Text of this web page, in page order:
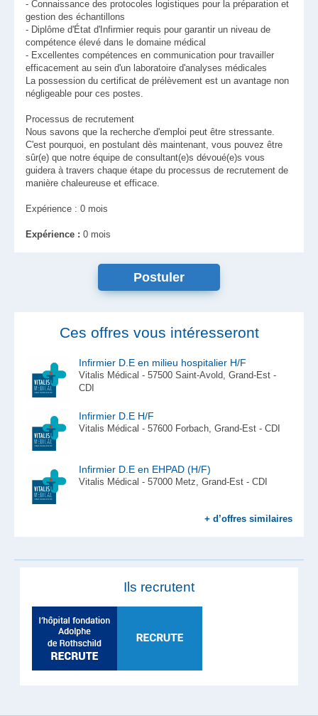
- Connaissance des protocoles logistiques pour la préparation et
gestion des échantillons
- Diplôme d'État d'Infirmier requis pour garantir un niveau de
compétence élevé dans le domaine médical
- Excellentes compétences en communication pour travailler
efficacement au sein d'un laboratoire d'analyses médicales
La possession du certificat de prélèvement est un avantage non
négligeable pour ces postes.
Processus de recrutement
Nous savons que la recherche d'emploi peut être stressante.
C'est pourquoi, en postulant dès maintenant, vous pouvez être
sûr(e) que notre équipe de consultant(e)s dévoué(e)s vous
guidera à travers chaque étape du processus de recrutement de
manière chaleureuse et efficace.
Expérience : 0 mois
Expérience : 0 mois
Ces offres vous intéresseront
Infirmier D.E en milieu hospitalier H/F
Vitalis Médical - 57500 Saint-Avold, Grand-Est -
CDI
Infirmier D.E H/F
Vitalis Médical - 57600 Forbach, Grand-Est - CDI
Infirmier D.E en EHPAD (H/F)
Vitalis Médical - 57000 Metz, Grand-Est - CDI
+ d’offres similaires
Ils recrutent